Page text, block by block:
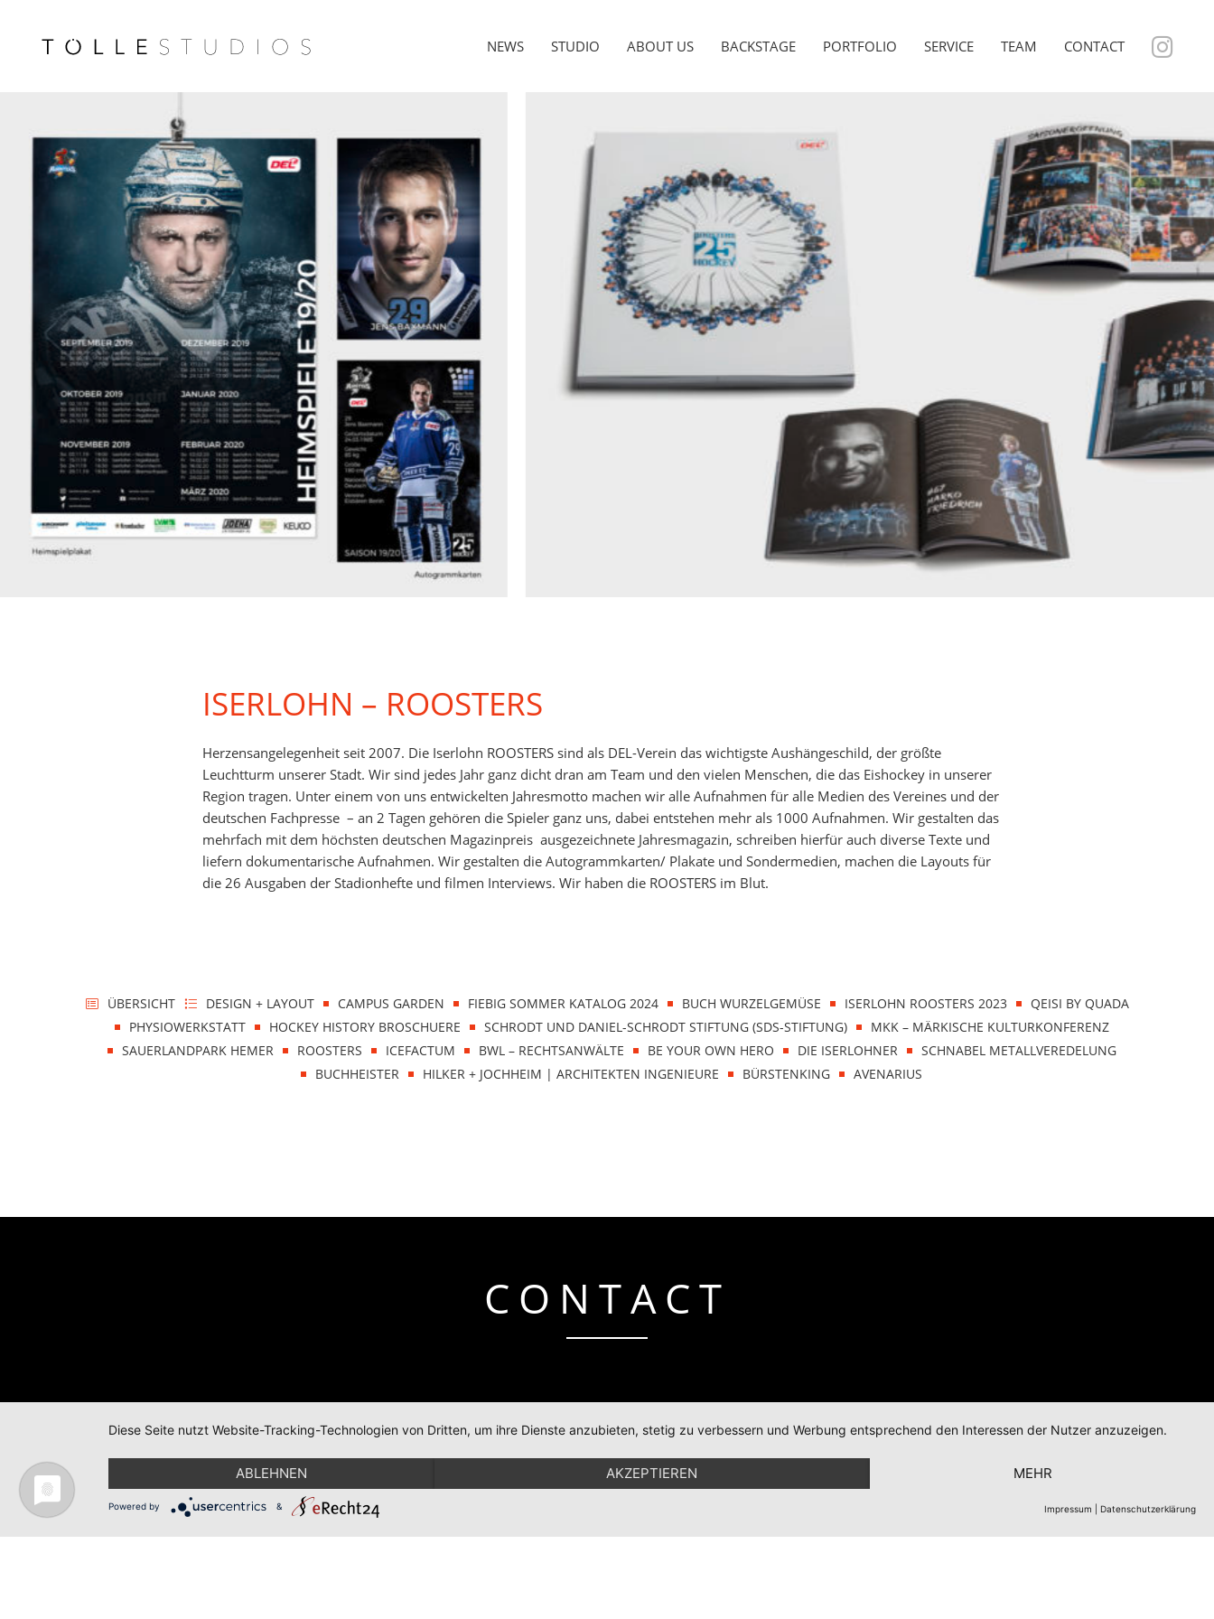
NEWS STUDIO ABOUT US BACKSTAGE PORTFOLIO SERVICE TEAM CONTACT
ISERLOHN – ROOSTERS
Herzensangelegenheit seit 2007. Die Iserlohn ROOSTERS sind als DEL-Verein das wichtigste Aushängeschild, der größte
Leuchtturm unserer Stadt. Wir sind jedes Jahr ganz dicht dran am Team und den vielen Menschen, die das Eishockey in unserer
Region tragen. Unter einem von uns entwickelten Jahresmotto machen wir alle Aufnahmen für alle Medien des Vereines und der
deutschen Fachpresse – an 2 Tagen gehören die Spieler ganz uns, dabei entstehen mehr als 1000 Aufnahmen. Wir gestalten das
mehrfach mit dem höchsten deutschen Magazinpreis ausgezeichnete Jahresmagazin, schreiben hierfür auch diverse Texte und
liefern dokumentarische Aufnahmen. Wir gestalten die Autogrammkarten/ Plakate und Sondermedien, machen die Layouts für
die 26 Ausgaben der Stadionhefte und filmen Interviews. Wir haben die ROOSTERS im Blut.
ÜBERSICHT DESIGN + LAYOUT CAMPUS GARDEN FIEBIG SOMMER KATALOG 2024 BUCH WURZELGEMÜSE ISERLOHN ROOSTERS 2023
QEISI BY QUADA
PHYSIOWERKSTATT
HOCKEY HISTORY BROSCHUERE SCHRODT UND DANIEL-SCHRODT STIFTUNG (SDS-STIFTUNG)
MKK – MÄRKISCHE KULTURKONFERENZ
SAUERLANDPARK HEMER
ROOSTERS ICEFACTUM BWL – RECHTSANWÄLTE BE YOUR OWN HERO DIE ISERLOHNER
SCHNABEL METALLVEREDELUNG
BUCHHEISTER
HILKER + JOCHHEIM | ARCHITEKTEN INGENIEURE BÜRSTENKING AVENARIUS
CONTACT
+49 23 71 - 65 56 lt [at] toellestudios.de
Diese Seite nutzt Website-Tracking-Technologien von Dritten, um ihre Dienste anzubieten, stetig zu verbessern und Werbung entsprechend den Interessen der Nutzer anzuzeigen.
ABLEHNEN AKZEPTIEREN MEHR
Powered by & Impressum Datenschutzerklärung